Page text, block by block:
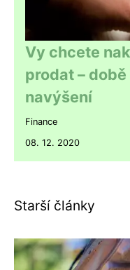
Vy chcete
prodat –
navýšení
Finance
08. 12. 2020
Starší články